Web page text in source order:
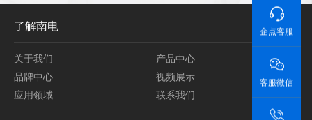
了解南电
关于我们
产品中心
品牌中心
视频展示
应用领域
联系我们
企点客服
客服微信